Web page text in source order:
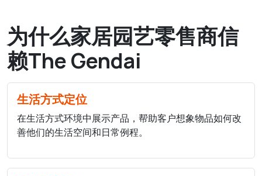
为什么家居园艺零售商信
赖The Gendai
生活方式定位
在生活方式环境中展示产品，帮助客户想象物品如何改
善他们的生活空间和日常例程。